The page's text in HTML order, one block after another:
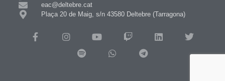
eac@deltebre.cat
Plaça 20 de Maig, s/n 43580 Deltebre (Tarragona)